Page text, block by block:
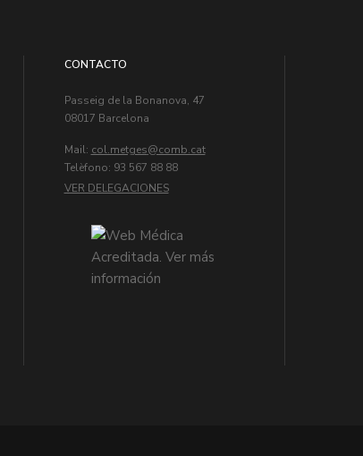
CONTACTO
Passeig de la Bonanova, 47
08017 Barcelona
Mail: col.metges
Telèfono: 93 567 88 88
VER DELEGACIONES